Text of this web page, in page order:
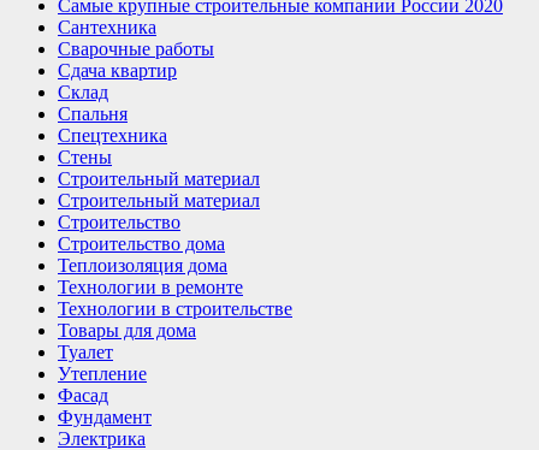
Самые крупные строительные компании России 2020
Сантехника
Сварочные работы
Сдача квартир
Склад
Спальня
Спецтехника
Стены
Строительный материал
Строительный материал
Строительство
Строительство дома
Теплоизоляция дома
Технологии в ремонте
Технологии в строительстве
Товары для дома
Туалет
Утепление
Фасад
Фундамент
Электрика